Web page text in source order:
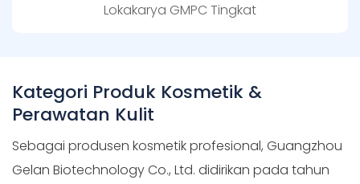
Lokakarya GMPC Tingkat
Kategori Produk Kosmetik &
Perawatan Kulit
Sebagai produsen kosmetik profesional, Guangzhou
Gelan Biotechnology Co., Ltd. didirikan pada tahun